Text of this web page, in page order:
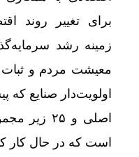
برای تغییر روند
زمینه رشد
معیشت مردم و ثبات
اصلی و ۲۵
است که در حال کار